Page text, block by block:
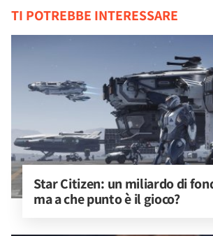
TI POTREBBE INTERESSARE
Star Citizen: un miliardo di
ma a che punto è il gioco?